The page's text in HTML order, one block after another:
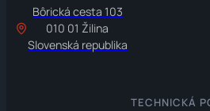
Bôrická cesta 103
010 01 Žilina
Slovenská republika
TECHNICKÁ